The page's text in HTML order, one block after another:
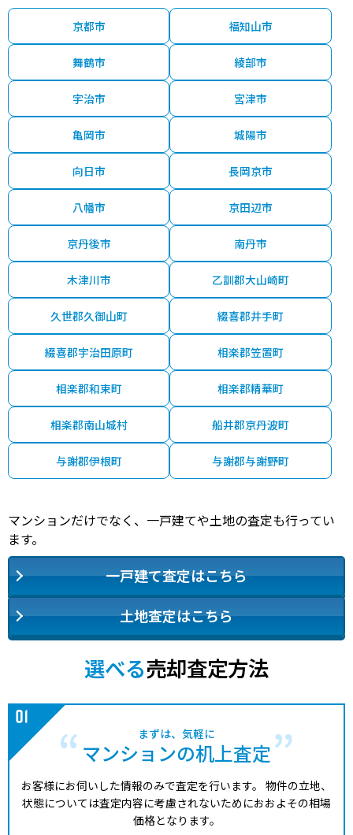
京都市 福知山市
舞鶴市 綾部市
宇治市 宮津市
亀岡市 城陽市
向日市 長岡京市
八幡市 京田辺市
京丹後市 南丹市
木津川市 乙訓郡大山崎町
久世郡久御山町 綴喜郡井手町
綴喜郡宇治田原町 相楽郡笠置町
相楽郡和束町 相楽郡精華町
相楽郡南山城村 船井郡京丹波町
与謝郡伊根町 与謝郡与謝野町
マンションだけでなく、一戸建てや土地の査定も行ってい
ます。
一戸建て査定はこちら
土地査定はこちら
選べる売却査定方法
まずは、気軽に
マンションの机上査定
お客様にお伺いした情報のみで査定を行います。 物件の立地、
状態については査定内容に考慮されないためにおおよその相場
価格となります。